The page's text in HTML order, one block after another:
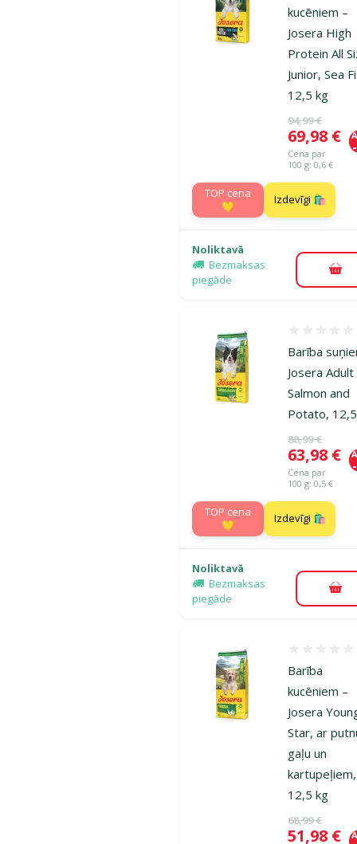
kucēniem –
Josera High
Protein All
Junior, Sea
12,5 kg
Oriģinālā
94,99 €
Cena
69,98 €
Cena par
100 g: 0,6 €
TOP cena
💛
Izdevīgi 🛍️
Noliktavā
Bezmaksas
piegāde
Barība
Josera Adult
Salmon and
Potato,
Oriģinālā
88,99 €
Cena
63,98 €
Cena par
100 g: 0,5 €
TOP cena
💛
Izdevīgi 🛍️
Noliktavā
Bezmaksas
piegāde
Barība
kucēniem –
Josera
Star, ar
gaļu un
kartupeļiem,
12,5 kg
Oriģinālā
68,99 €
Cena
51,98 €